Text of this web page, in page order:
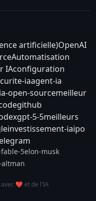
artificielle)OpenAI
Automatisation
IAconfiguration
iaagent-ia
ia-open-sourcemeilleur
github
gpt-5-5meilleurs
investissement-iaipo
5elon-musk
avec ❤️ et de l'IA